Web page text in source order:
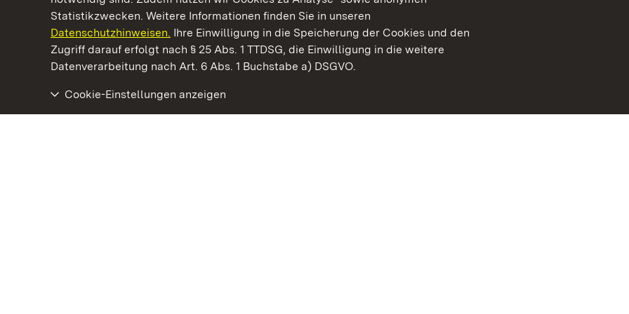
Statistikzwecken. Weitere Informationen finden Sie in unseren
Datenschutzhinweisen. Ihre Einwilligung in die Speicherung der Cookies und den
Zugriff darauf erfolgt nach § 25 Abs. 1 TTDSG, die Einwilligung in die weitere
Datenverarbeitung nach Art. 6 Abs. 1 Buchstabe a) DSGVO.
Cookie-Einstellungen anzeigen
Kommen. Staunen. Genießen.